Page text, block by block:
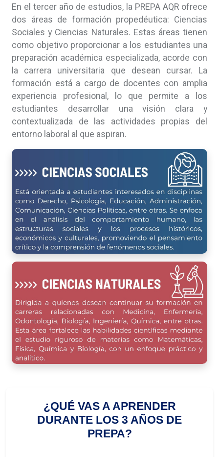
En el tercer año de estudios, la PREPA AQR ofrece
dos áreas de formación propedéutica: Ciencias
Sociales y Ciencias Naturales. Estas áreas tienen
como objetivo proporcionar a los estudiantes una
preparación académica especializada, acorde con
la carrera universitaria que desean cursar. La
formación está a cargo de docentes con amplia
experiencia profesional, lo que permite a los
estudiantes desarrollar una visión clara y
contextualizada de las actividades propias del
entorno laboral al que aspiran.
¿QUÉ VAS A APRENDER
DURANTE LOS 3 AÑOS DE
PREPA?